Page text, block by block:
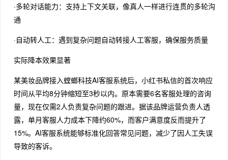
·多轮对话能力：支持上下文关联，像真人一样进行连贯的多轮沟
通
·自动转人工：遇到复杂问题自动转接人工客服，确保服务质量
实际降本效果显著
某美妆品牌接入螳螂科技AI客服系统后，小红书私信的首次响应
时间从平均8分钟缩短至3秒以内。原本需要6名客服处理的咨询
量，现在仅需2人负责复杂问题的跟进。据该品牌运营负责人透
露，单月客服人力成本下降约60%，而客户满意度反而提升了
15%。AI客服系统能够标准化回答常见问题，减少了因人工失误
导致的客诉。